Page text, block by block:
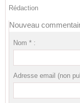
Rédaction
Nouveau
Nom * :
Adresse email (non